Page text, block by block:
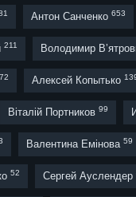
Антон Санченко 653
211 Володимир
Алексей Копытько
Віталій Портников 99
Валентина Емінова 59
52 Сергей Ауслендер